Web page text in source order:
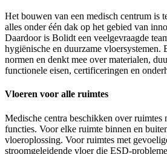
Het bouwen van een medisch centrum is
alles onder één dak op het gebied van
Daardoor is Bolidt een veelgevraagde
hygiënische en duurzame vloersystemen.
normen en denkt mee over materialen,
functionele eisen, certificeringen en
Vloeren voor alle ruimtes
Medische centra beschikken over ruimtes
functies. Voor elke ruimte binnen en
vloeroplossing. Voor ruimtes met
stroomgeleidende vloer die ESD-